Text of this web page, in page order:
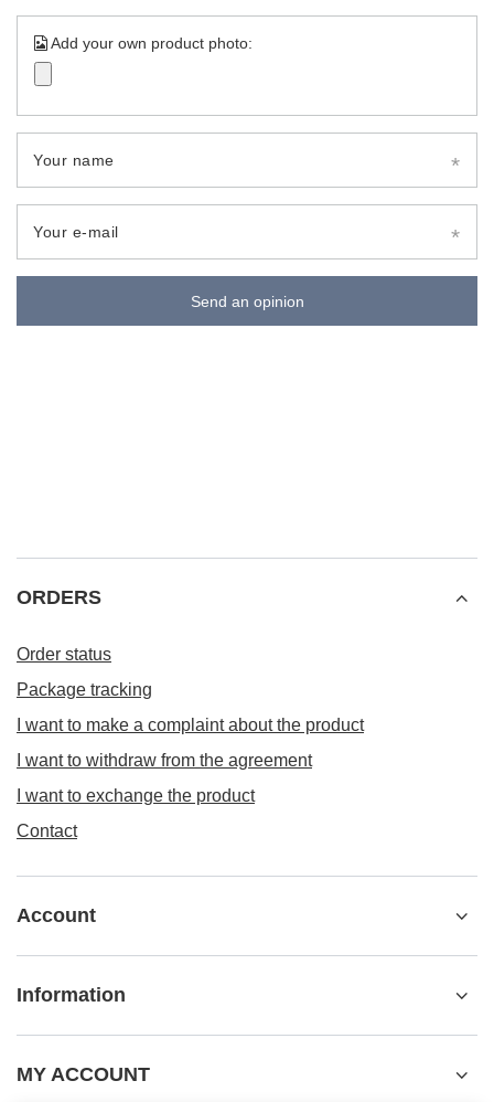
Add your own product photo:
Your name
Your e-mail
Send an opinion
ORDERS
Order status
Package tracking
I want to make a complaint about the product
I want to withdraw from the agreement
I want to exchange the product
Contact
Account
Information
MY ACCOUNT